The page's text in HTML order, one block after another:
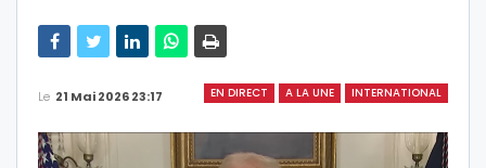
EN DIRECT A LA UNE INTERNATIONAL
Le 21 Mai 2026 23:17